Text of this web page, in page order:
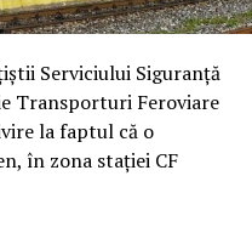
Serviciului Siguranță
Transporturi Feroviare
la faptul că o
în zona stației CF